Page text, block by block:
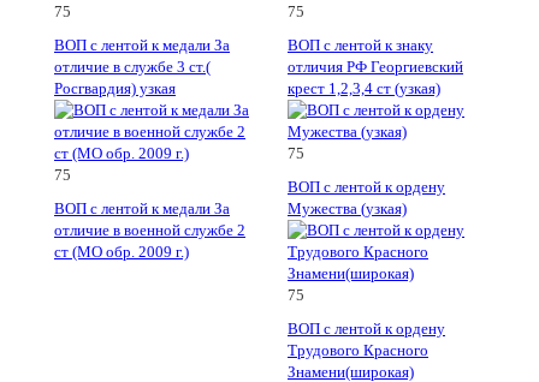
75
ВОП с лентой к медали За
отличие в службе 3 ст.(
Росгвардия) узкая
75
ВОП с лентой к знаку
отличия РФ Георгиевский
крест 1,2,3,4 ст (узкая)
75
ВОП с лентой к медали За
отличие в военной службе 2
ст (МО обр. 2009 г.)
75
ВОП с лентой к ордену
Мужества (узкая)
75
ВОП с лентой к ордену
Трудового Красного
Знамени(широкая)